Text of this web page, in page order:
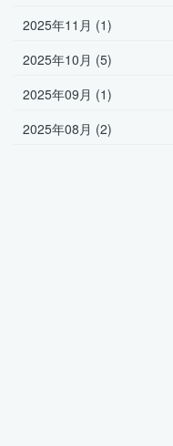
2025年11月 (1)
2025年10月 (5)
2025年09月 (1)
2025年08月 (2)